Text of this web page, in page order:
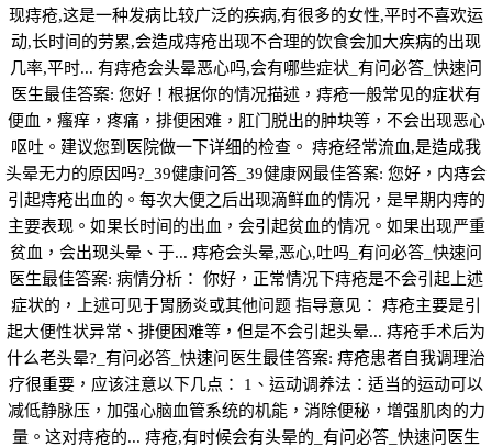
现痔疮,这是一种发病比较广泛的疾病,有很多的女性,平时不喜欢运
动,长时间的劳累,会造成痔疮出现不合理的饮食会加大疾病的出现
几率,平时... 有痔疮会头晕恶心吗,会有哪些症状_有问必答_快速问
医生最佳答案: 您好！根据你的情况描述，痔疮一般常见的症状有
便血，瘙痒，疼痛，排便困难，肛门脱出的肿块等，不会出现恶心
呕吐。建议您到医院做一下详细的检查。 痔疮经常流血,是造成我
头晕无力的原因吗?_39健康问答_39健康网最佳答案: 您好，内痔会
引起痔疮出血的。每次大便之后出现滴鲜血的情况，是早期内痔的
主要表现。如果长时间的出血，会引起贫血的情况。如果出现严重
贫血，会出现头晕、于... 痔疮会头晕,恶心,吐吗_有问必答_快速问
医生最佳答案: 病情分析： 你好，正常情况下痔疮是不会引起上述
症状的，上述可见于胃肠炎或其他问题 指导意见： 痔疮主要是引
起大便性状异常、排便困难等，但是不会引起头晕... 痔疮手术后为
什么老头晕?_有问必答_快速问医生最佳答案: 痔疮患者自我调理治
疗很重要，应该注意以下几点： 1、运动调养法：适当的运动可以
减低静脉压，加强心脑血管系统的机能，消除便秘，增强肌肉的力
量。这对痔疮的... 痔疮,有时候会有头晕的_有问必答_快速问医生